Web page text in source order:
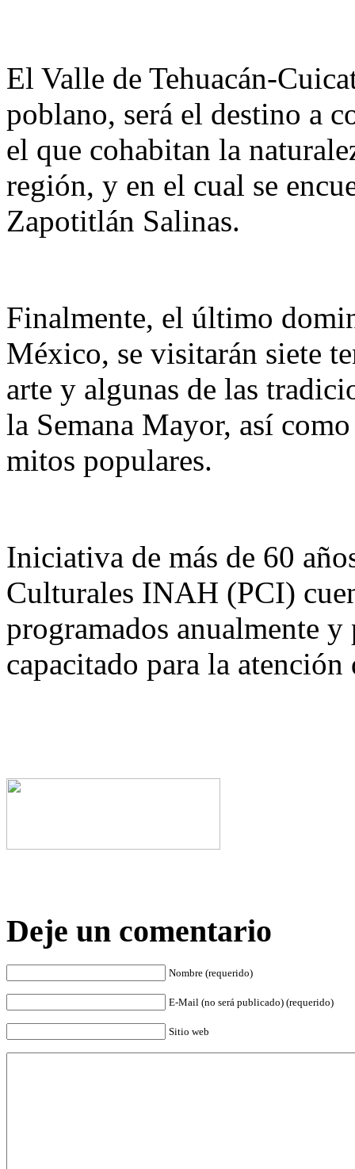
El Valle de Tehuacán-
poblano, será el destino a
el que cohabitan la
región, y en el cual se
Zapotitlán Salinas.
Finalmente, el último
México, se visitarán siete
arte y algunas de las
la Semana Mayor, así
mitos populares.
Iniciativa de más de 60
Culturales INAH (PCI)
programados anualmente
capacitado para la
Deje un comentario
Nombre (requerido)
E-Mail (no será publicado) (requerido)
Sitio web